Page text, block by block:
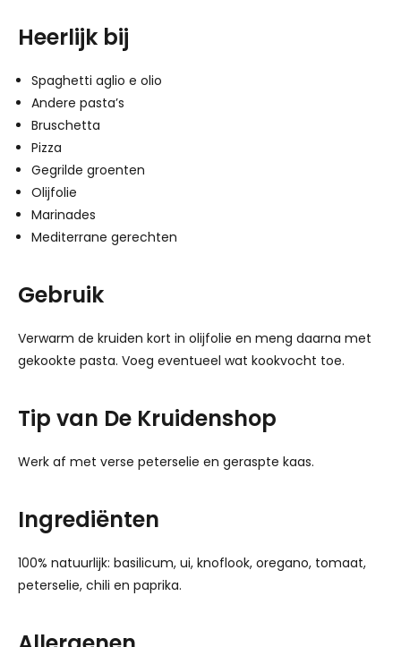
Heerlijk bij
Spaghetti aglio e olio
Andere pasta’s
Bruschetta
Pizza
Gegrilde groenten
Olijfolie
Marinades
Mediterrane gerechten
Gebruik
Verwarm de kruiden kort in olijfolie en meng daarna met
gekookte pasta. Voeg eventueel wat kookvocht toe.
Tip van De Kruidenshop
Werk af met verse peterselie en geraspte kaas.
Ingrediënten
100% natuurlijk: basilicum, ui, knoflook, oregano, tomaat,
peterselie, chili en paprika.